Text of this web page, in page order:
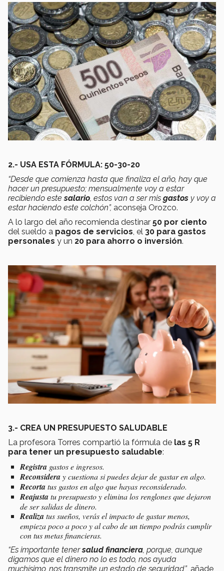
2.- USA ESTA FÓRMULA: 50-30-20
“Desde que comienza hasta que finaliza el año, hay que
hacer un presupuesto; mensualmente voy a estar
recibiendo estesalario, estos van a ser mis gastos y voy a
estar haciendo este colchón”, aconseja Orozco.
A lo largo del año recomienda destinar 50 por ciento
del sueldo a pagos de servicios, el 30 para gastos
personales y un 20 para ahorro o inversión.
3.- CREA UN PRESUPUESTO SALUDABLE
La profesora Torres compartió la fórmula de las 5 R
para tener un presupuesto saludable:
Registra gastos e ingresos.
Reconsideray cuestiona si puedes dejar de gastar en algo.
Recortatus gastos en algo que hayas reconsiderado.
Reajustatu presupuesto y elimina los renglones que dejaron
de ser salidas de dinero.
Realizatus sueños, verás el impacto de gastar menos,
empieza poco a poco y al cabo de un tiempo podrás cumplir
con tus metas financieras.
“Es importante tenersalud financiera, porque, aunque
digamos que el dinero no lo es todo, nos ayuda
muchísimo, nos transmite un estado de seguridad”, añade